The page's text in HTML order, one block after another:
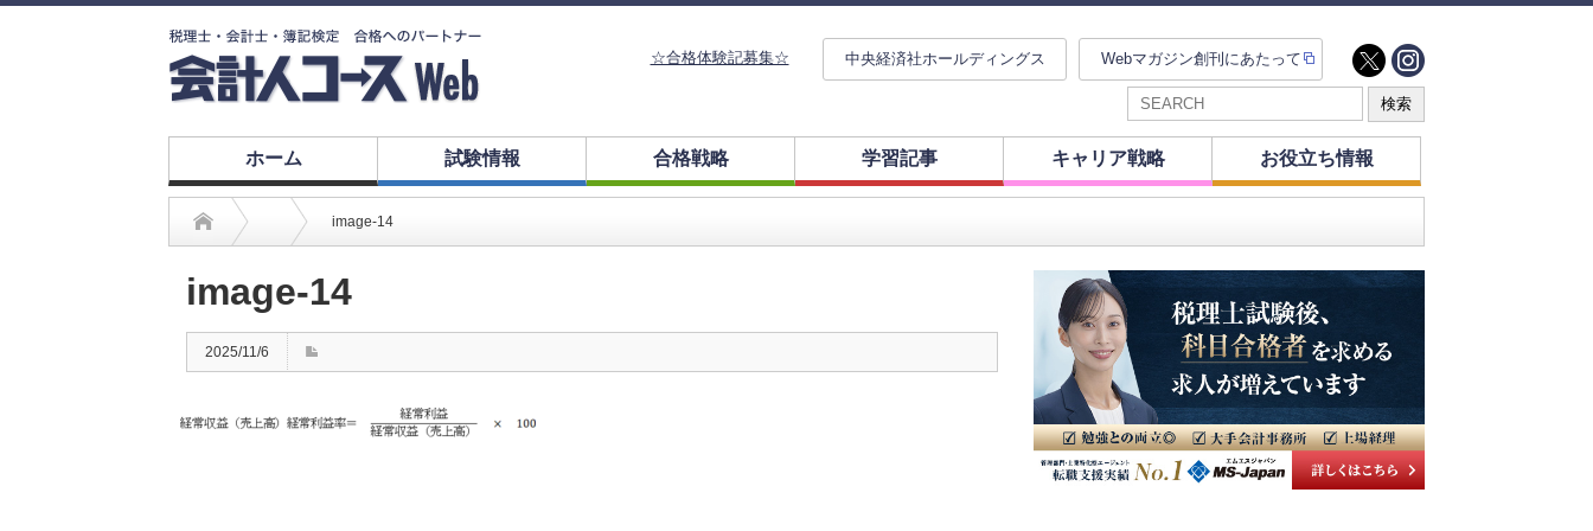
☆合格体験記募集☆ 中央経済社ホールディングス Webマガジン創刊にあたって
ホーム 試験情報 合格戦略 学習記事 キャリア戦略 お役立ち情報
image-14
image-14
2025/11/6